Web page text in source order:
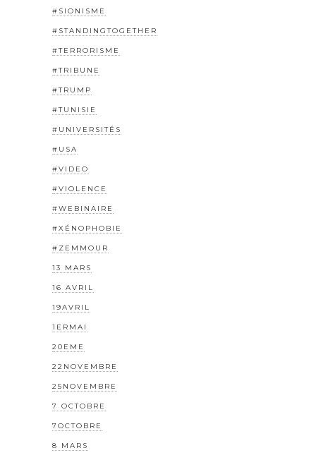
#SIONISME
#STANDINGTOGETHER
#TERRORISME
#TRIBUNE
#TRUMP
#TUNISIE
#UNIVERSITÉS
#USA
#VIDEO
#VIOLENCE
#WEBINAIRE
#XÉNOPHOBIE
#ZEMMOUR
13 MARS
16 AVRIL
19AVRIL
1ERMAI
20EME
22NOVEMBRE
25NOVEMBRE
7 OCTOBRE
7OCTOBRE
8 MARS